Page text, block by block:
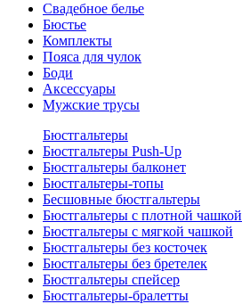
Свадебное белье
Бюстье
Комплекты
Пояса для чулок
Боди
Аксессуары
Мужские трусы
Бюстгальтеры
Бюстгальтеры Push-Up
Бюстгальтеры балконет
Бюстгальтеры-топы
Бесшовные бюстгальтеры
Бюстгальтеры с плотной чашкой
Бюстгальтеры с мягкой чашкой
Бюстгальтеры без косточек
Бюстгальтеры без бретелек
Бюстгальтеры спейсер
Бюстгальтеры-бралетты